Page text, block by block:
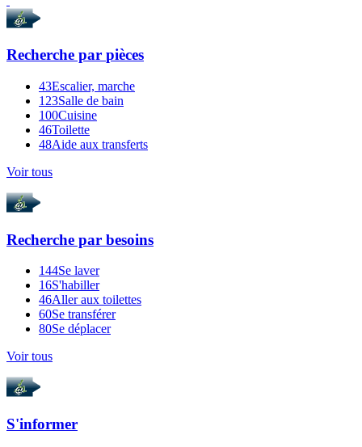
Recherche par pièces
43Escalier, marche
123Salle de bain
100Cuisine
46Toilette
48Aide aux transferts
Voir tous
Recherche par besoins
144Se laver
16S'habiller
46Aller aux toilettes
60Se transférer
80Se déplacer
Voir tous
S'informer